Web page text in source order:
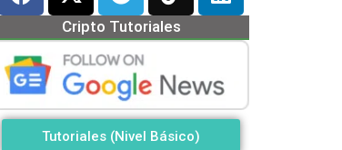
Cripto Tutoriales
Tutoriales (Nivel Básico)